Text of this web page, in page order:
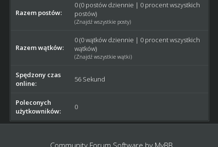
Razem postów:
0 (0 postów dziennie | 0 procent wszystkich
postów)
(Znajdź wszystkie posty)
Razem wątków:
0 (0 wątków dziennie | 0 procent wszystkich
wątków)
(Znajdź wszystkie wątki)
Spędzony czas
online:
56 Sekund
Poleconych
użytkowników:
0
Community Forum Software by MyBB